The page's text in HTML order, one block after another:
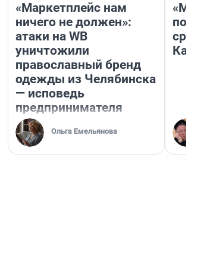
«Маркетплейс нам
ничего не должен»:
атаки на WB
уничтожили
православный бренд
одежды из Челябинска
— исповедь
предпринимателя
Ольга Емельянова